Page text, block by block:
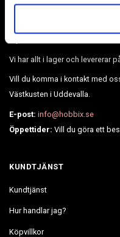
Sveriges största webshop
Broderier, Diamond painting,
Vi har allt i lager och levererar
Vill du komma i kontakt med
Västkusten i Uddevalla.
E-post: info@hobbix.se
Öppettider: Vill du göra ett
KUNDTJÄNST
Kundtjänst
Hur handlar jag?
Köpvillkor